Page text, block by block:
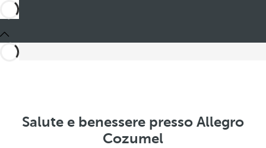
Salute e benessere presso Allegro
Cozumel